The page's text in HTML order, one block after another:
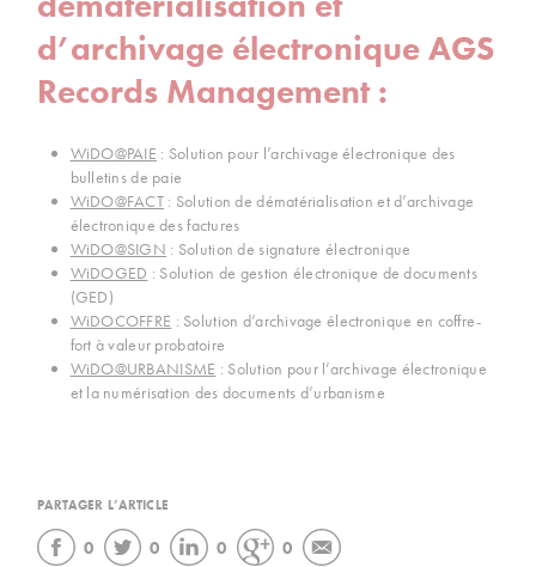
d’archivage électronique AGS
Records Management :
WiDO@PAIE : Solution pour l’archivage électronique des
bulletins de paie
WiDO@FACT : Solution de dématérialisation et d’archivage
électronique des factures
WiDO@SIGN : Solution de signature électronique
WiDOGED : Solution de gestion électronique de documents
(GED)
WiDOCOFFRE : Solution d’archivage électronique en coffre-
fort à valeur probatoire
WiDO@URBANISME : Solution pour l’archivage électronique
et la numérisation des documents d’urbanisme
PARTAGER L’ARTICLE
0 0 0 0